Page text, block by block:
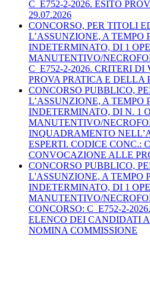
C_E752-2-2026. ESITO
29.07.2026
CONCORSO, PER TITOLI
L’ASSUNZIONE, A TEMPO
INDETERMINATO, DI 1
MANUTENTIVO/
C_E752-2-2026. CRITERI
PROVA PRATICA E DELLA
CONCORSO PUBBLICO,
L’ASSUNZIONE, A TEMPO
INDETERMINATO, DI N. 1
MANUTENTIVO/
INQUADRAMENTO
ESPERTI. CODICE CONC.:
CONVOCAZIONE ALLE
CONCORSO PUBBLICO,
L'ASSUNZIONE, A TEMPO
INDETERMINATO, DI 1
MANUTENTIVO/
CONCORSO: C_E752-2-
ELENCO DEI CANDIDATI
NOMINA COMMISSIONE